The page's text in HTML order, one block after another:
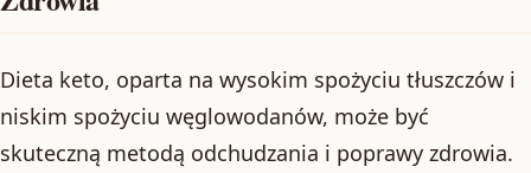
Dieta keto, oparta na wysokim spożyciu tłuszczów i
niskim spożyciu węglowodanów, może być
skuteczną metodą odchudzania i poprawy zdrowia.